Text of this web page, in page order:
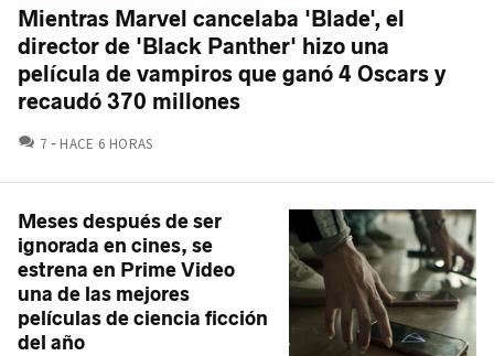
Mientras Marvel cancelaba 'Blade', el
director de 'Black Panther' hizo una
película de vampiros que ganó 4 Oscars y
recaudó 370 millones
7 COMENTARIOS
HACE 6 HORAS
Meses después de ser
ignorada en cines, se
estrena en Prime Video
una de las mejores
películas de ciencia ficción
del año